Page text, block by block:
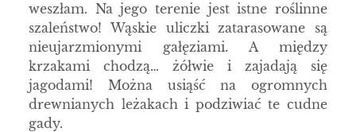
weszłam. Na jego terenie jest istne roślinne
szaleństwo! Wąskie uliczki zatarasowane są
nieujarzmionymi gałęziami. A między
krzakami chodzą… żółwie i zajadają się
jagodami! Można usiąść na ogromnych
drewnianych leżakach i podziwiać te cudne
gady.